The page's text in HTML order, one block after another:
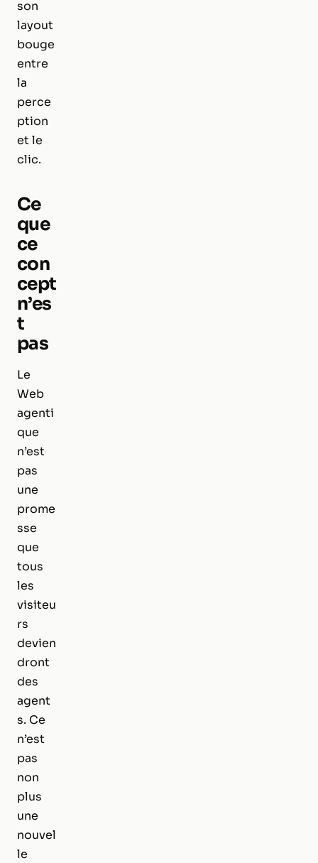
son
layout
bouge
entre
la
perce
ption
et le
clic.
Ce
que
ce
con
cept
n’es
t
pas
Le
Web
agenti
que
n’est
pas
une
prome
sse
que
tous
les
visiteu
rs
devien
dront
des
agent
s. Ce
n’est
pas
non
plus
une
nouvel
le